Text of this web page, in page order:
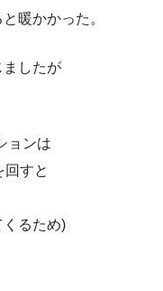
暖かかった。
ましたが
ョンは
すと
くるため)